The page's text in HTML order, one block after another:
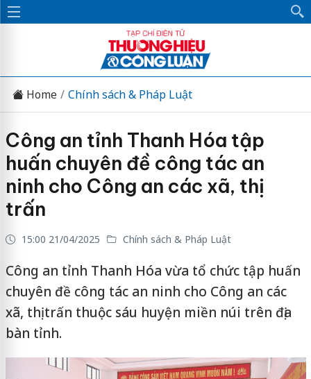
Home Chính sách & Pháp Luật
Công an tỉnh Thanh Hóa tập
huấn chuyên đề công tác an
ninh cho Công an các xã, thị
trấn
15:00 21/04/2025 Chính sách & Pháp Luật
Công an tỉnh Thanh Hóa vừa tổ chức tập huấn
chuyên đề công tác an ninh cho Công an các
xã, thị trấn thuộc sáu huyện miền núi trên địa
bàn tỉnh.